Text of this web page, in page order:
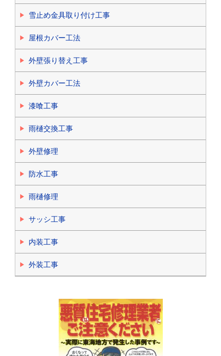
雪止め金具取り付け工事
屋根カバー工法
外壁張り替え工事
外壁カバー工法
漆喰工事
雨樋交換工事
外壁修理
防水工事
雨樋修理
サッシ工事
内装工事
外装工事